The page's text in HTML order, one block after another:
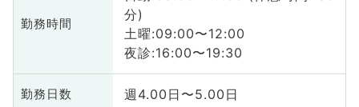
勤務時間
分)
土曜:09:00〜12:00
夜診:16:00〜19:30
勤務日数 週4.00日〜5.00日